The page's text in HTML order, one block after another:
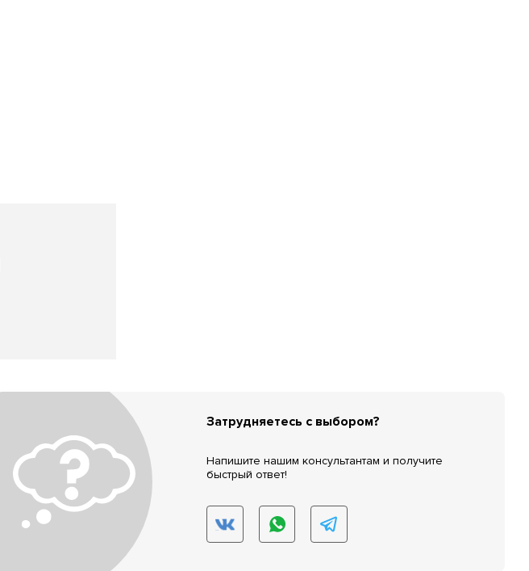
Затрудняетесь с выбором?
Напишите нашим консультантам и получите
быстрый ответ!